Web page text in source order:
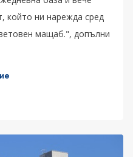
който ни нарежда сред
мащаб.", допълни